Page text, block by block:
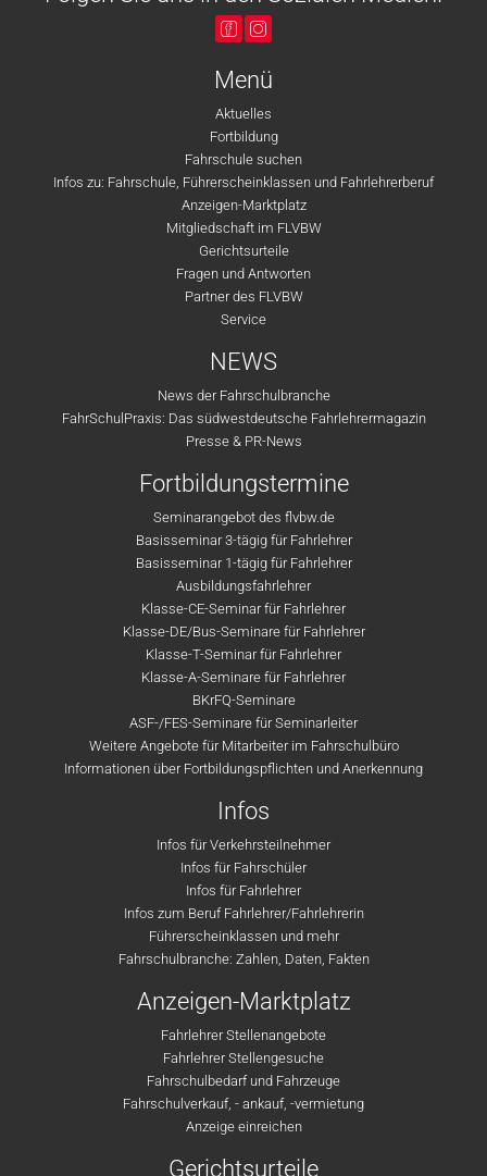
Menü
Aktuelles
Fortbildung
Fahrschule suchen
Infos zu: Fahrschule, Führerscheinklassen und Fahrlehrerberuf
Anzeigen-Marktplatz
Mitgliedschaft im FLVBW
Gerichtsurteile
Fragen und Antworten
Partner des FLVBW
Service
NEWS
News der Fahrschulbranche
FahrSchulPraxis: Das südwestdeutsche Fahrlehrermagazin
Presse & PR-News
Fortbildungstermine
Seminarangebot des flvbw.de
Basisseminar 3-tägig für Fahrlehrer
Basisseminar 1-tägig für Fahrlehrer
Ausbildungsfahrlehrer
Klasse-CE-Seminar für Fahrlehrer
Klasse-DE/Bus-Seminare für Fahrlehrer
Klasse-T-Seminar für Fahrlehrer
Klasse-A-Seminare für Fahrlehrer
BKrFQ-Seminare
ASF-/FES-Seminare für Seminarleiter
Weitere Angebote für Mitarbeiter im Fahrschulbüro
Informationen über Fortbildungspflichten und Anerkennung
Infos
Infos für Verkehrsteilnehmer
Infos für Fahrschüler
Infos für Fahrlehrer
Infos zum Beruf Fahrlehrer/Fahrlehrerin
Führerscheinklassen und mehr
Fahrschulbranche: Zahlen, Daten, Fakten
Anzeigen-Marktplatz
Fahrlehrer Stellenangebote
Fahrlehrer Stellengesuche
Fahrschulbedarf und Fahrzeuge
Fahrschulverkauf, - ankauf, -vermietung
Anzeige einreichen
Gerichtsurteile